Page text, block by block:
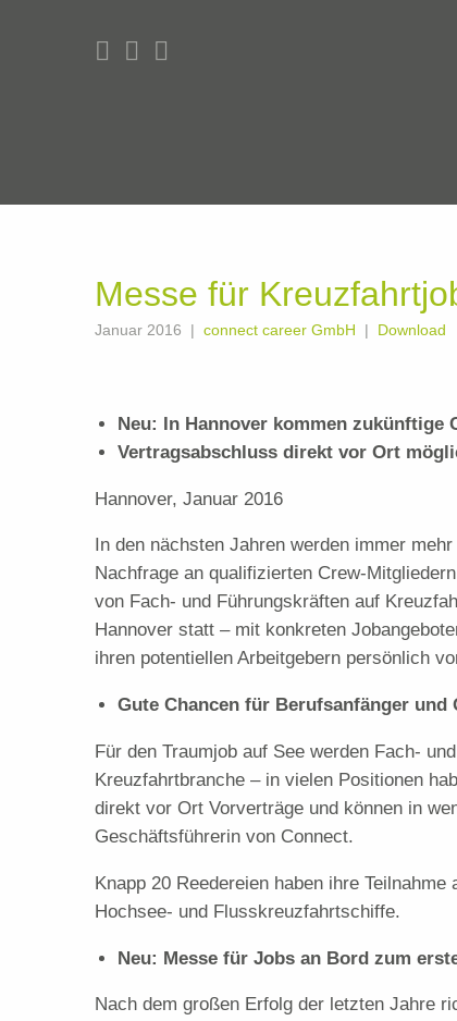
Messe für
Januar 2016 connect career GmbH Download
Neu: In Hannover kommen zukünftige
Vertragsabschluss direkt vor Ort
Hannover, Januar 2016
In den nächsten Jahren werden immer
Nachfrage an qualifizierten Crew-
von Fach- und Führungskräften auf
Hannover statt – mit konkreten
ihren potentiellen Arbeitgebern persönlich
Gute Chancen für Berufsanfänger und
Für den Traumjob auf See werden Fach-
Kreuzfahrtbranche – in vielen Positionen
direkt vor Ort Vorverträge und können in
Geschäftsführerin von Connect.
Knapp 20 Reedereien haben ihre
Hochsee- und Flusskreuzfahrtschiffe.
Neu: Messe für Jobs an Bord zum
Nach dem großen Erfolg der letzten Jahre